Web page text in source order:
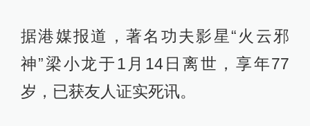
据港媒报道，著名功夫影星“火云邪
神”梁小龙于1月14日离世，享年77
岁，已获友人证实死讯。